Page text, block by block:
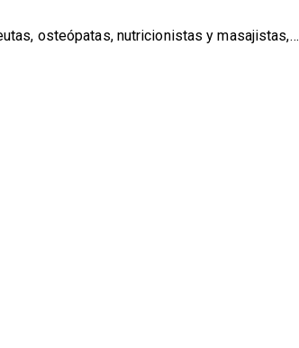
osteópatas, nutricionistas y masajistas,…